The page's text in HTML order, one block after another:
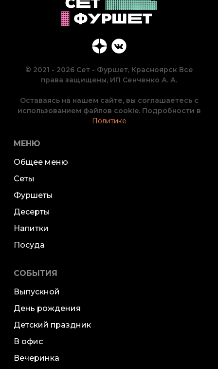
© 2021 - 2026 Сет - Фуршет, Красноярск Все
права защищены, ИП Сенченко А. А.
Оставаясь на нашем сайте, вы соглашаетесь с
использованием файлов cookie. Подробности в
Политике
МЕНЮ
Общее меню
Сеты
Фуршеты
Десерты
Напитки
Посуда
СОБЫТИЯ
Выпускной
День рождения
Детский праздник
В офис
Вечеринка